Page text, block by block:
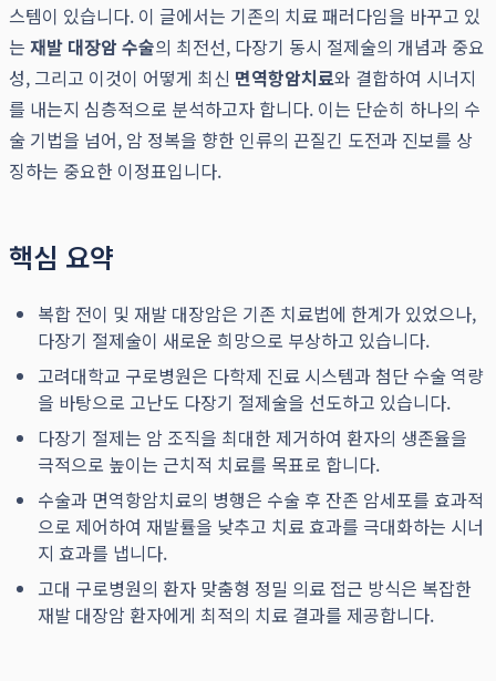
스템이 있습니다. 이 글에서는 기존의 치료 패러다임을 바꾸고 있
는 재발 대장암 수술의 최전선, 다장기 동시 절제술의 개념과 중요
성, 그리고 이것이 어떻게 최신 면역항암치료와 결합하여 시너지
를 내는지 심층적으로 분석하고자 합니다. 이는 단순히 하나의 수
술 기법을 넘어, 암 정복을 향한 인류의 끈질긴 도전과 진보를 상
징하는 중요한 이정표입니다.
핵심 요약
복합 전이 및 재발 대장암은 기존 치료법에 한계가 있었으나,
다장기 절제술이 새로운 희망으로 부상하고 있습니다.
고려대학교 구로병원은 다학제 진료 시스템과 첨단 수술 역량
을 바탕으로 고난도 다장기 절제술을 선도하고 있습니다.
다장기 절제는 암 조직을 최대한 제거하여 환자의 생존율을
극적으로 높이는 근치적 치료를 목표로 합니다.
수술과 면역항암치료의 병행은 수술 후 잔존 암세포를 효과적
으로 제어하여 재발률을 낮추고 치료 효과를 극대화하는 시너
지 효과를 냅니다.
고대 구로병원의 환자 맞춤형 정밀 의료 접근 방식은 복잡한
재발 대장암 환자에게 최적의 치료 결과를 제공합니다.